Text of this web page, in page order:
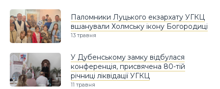
Паломники Луцького екзархату УГКЦ
вшанували Холмську ікону Богородиці
13 травня
У Дубенському замку відбулася
конференція, присвячена 80-тій
річниці ліквідації УГКЦ
11 травня